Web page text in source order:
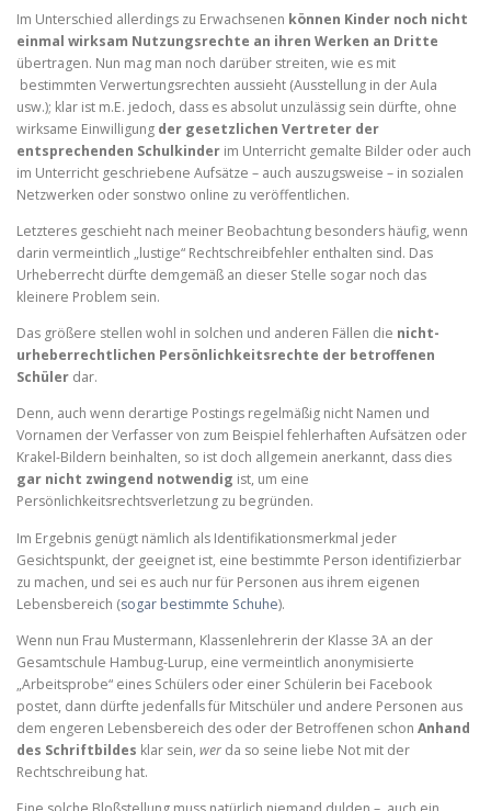
Im Unterschied allerdings zu Erwachsenen können Kinder noch nicht
einmal wirksam Nutzungsrechte an ihren Werken an Dritte
übertragen. Nun mag man noch darüber streiten, wie es mit
bestimmten Verwertungsrechten aussieht (Ausstellung in der Aula
usw.); klar ist m.E. jedoch, dass es absolut unzulässig sein dürfte, ohne
wirksame Einwilligung der gesetzlichen Vertreter der
entsprechenden Schulkinder im Unterricht gemalte Bilder oder auch
im Unterricht geschriebene Aufsätze – auch auszugsweise – in sozialen
Netzwerken oder sonstwo online zu veröffentlichen.
Letzteres geschieht nach meiner Beobachtung besonders häufig, wenn
darin vermeintlich „lustige“ Rechtschreibfehler enthalten sind. Das
Urheberrecht dürfte demgemäß an dieser Stelle sogar noch das
kleinere Problem sein.
Das größere stellen wohl in solchen und anderen Fällen die nicht-
urheberrechtlichen Persönlichkeitsrechte der betroffenen
Schüler dar.
Denn, auch wenn derartige Postings regelmäßig nicht Namen und
Vornamen der Verfasser von zum Beispiel fehlerhaften Aufsätzen oder
Krakel-Bildern beinhalten, so ist doch allgemein anerkannt, dass dies
gar nicht zwingend notwendig ist, um eine
Persönlichkeitsrechtsverletzung zu begründen.
Im Ergebnis genügt nämlich als Identifikationsmerkmal jeder
Gesichtspunkt, der geeignet ist, eine bestimmte Person identifizierbar
zu machen, und sei es auch nur für Personen aus ihrem eigenen
Lebensbereich (sogar bestimmte Schuhe).
Wenn nun Frau Mustermann, Klassenlehrerin der Klasse 3A an der
Gesamtschule Hambug-Lurup, eine vermeintlich anonymisierte
„Arbeitsprobe“ eines Schülers oder einer Schülerin bei Facebook
postet, dann dürfte jedenfalls für Mitschüler und andere Personen aus
dem engeren Lebensbereich des oder der Betroffenen schon Anhand
des Schriftbildes klar sein, wer da so seine liebe Not mit der
Rechtschreibung hat.